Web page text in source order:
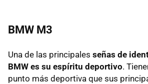
BMW M3
Una de las principales señas de
BMW es su espíritu deportivo.
punto más deportiva que sus